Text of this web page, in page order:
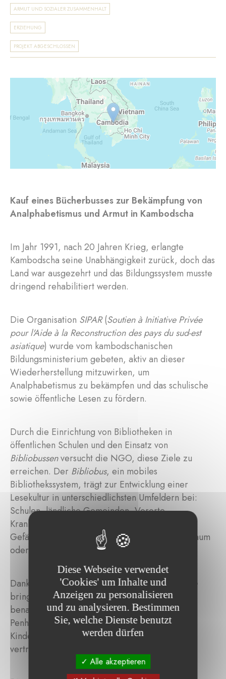
ARMUT UND SOZIALER ZUSAMMENHALT
ERZIEHUNG
PROJEKT ABGESCHLOSSEN
Kauf eines Bücherbusses zur Bekämpfung von
Analphabetismus und Armut in Kambodscha
Im Jahr 1991, nach 20 Jahren Krieg, erlangte
Kambodscha seine Unabhängigkeit zurück, doch das
Land war ausgezehrt und das Bildungssystem musste
dringend rehabilitiert werden.
Die Organisation SIPAR(Soutien à Initiative Privée
pour l'Aide à la Reconstruction des pays du sud-est
asiatique) wurde vom kambodschanischen
Bildungsministerium gebeten, aktiv an dieser
Wiederherstellung mitzuwirken, um
Analphabetismus zu bekämpfen und das schulische
sowie öffentliche Lesen zu fördern.
Durch die Einrichtung von Bibliotheken in
öffentlichen Schulen und den Einsatz von
Bibliobussenversucht die NGO, diese Ziele zu
erreichen. Der Bibliobus, ein mobiles
Bibliothekssystem, trägt zur Entwicklung einer
Lesekultur in unterschiedlichsten Umfeldern bei:
Schulen, ländliche Gemeinden, Vororte,
Krankenhäuser, Waisenhäuser, Fabriken und
Gefängnisse. Er bringt Bücher dorthin, wo sie kaum
oder gar nicht vorhanden sind.
Dank der Unterstützung derFondation Mosaïque
bringt ein zehnterBibliobusBücher in die
benachteiligten Dörfer und Vororte von Phnom
Penh. Diese mobile Bibliothek ermöglicht es
Kindern, Bücher kennenzulernen, sich mit ihnen
vertraut zu machen und sie sich anzueignen.
Diese Webseite verwendet
'Cookies' um Inhalte und
Anzeigen zu personalisieren
und zu analysieren. Bestimmen
Sie, welche Dienste benutzt
werden dürfen
Alle akzeptieren